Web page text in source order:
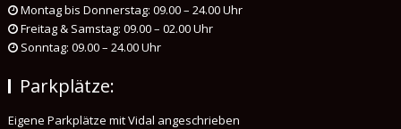
Montag bis Donnerstag: 09.00 – 24.00 Uhr
Freitag & Samstag: 09.00 – 02.00 Uhr
Sonntag: 09.00 – 24.00 Uhr
Parkplätze:
Eigene Parkplätze mit Vidal angeschrieben